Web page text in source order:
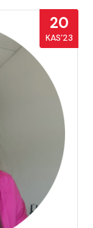
20
KAS’23